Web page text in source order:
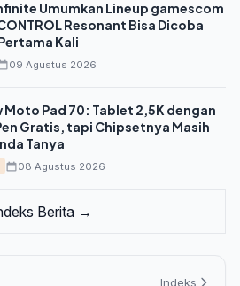
Umumkan Lineup gamescom
Resonant Bisa Dicoba
Kali
09 Agustus 2026
Moto Pad 70: Tablet 2,5K dengan
Gratis, tapi Chipsetnya Masih
Tanya
08 Agustus 2026
Berita →
Indeks